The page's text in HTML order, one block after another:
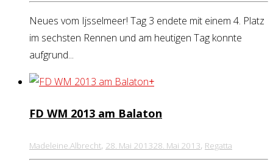
Neues vom Ijsselmeer! Tag 3 endete mit einem 4. Platz
im sechsten Rennen und am heutigen Tag konnte
aufgrund...
+
FD WM 2013 am Balaton
Madeleine.Albrecht, 28. Mai 201328. Mai 2013, Regatta